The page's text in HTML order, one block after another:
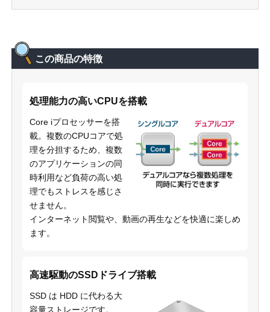
この商品の特徴
処理能力の高いCPUを搭載
Core iプロセッサーを搭
載。複数のCPUコアで処
理を分担するため、複数
のアプリケーションの同
時利用など負荷の高い処
理でもストレスを感じさ
せません。
インターネット閲覧や、動画の再生などを快適に楽しめ
ます。
高速駆動のSSDドライブ搭載
SSD は HDD に代わる大
容量ストレージです。